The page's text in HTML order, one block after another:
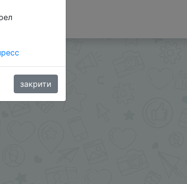
закрити